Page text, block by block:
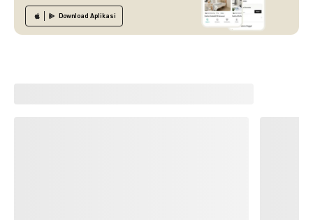
Download Aplikasi